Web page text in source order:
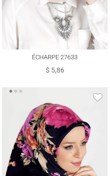
ÉCHARPE 27633
$ 5,86